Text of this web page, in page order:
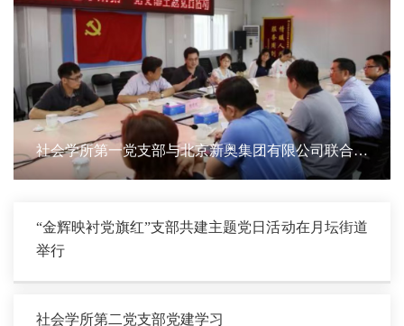
社会学所第一党支部与北京新奥集团有限公司联合举
办主题党日活动
“金辉映衬党旗红”支部共建主题党日活动在月坛街道
举行
社会学所第二党支部党建学习